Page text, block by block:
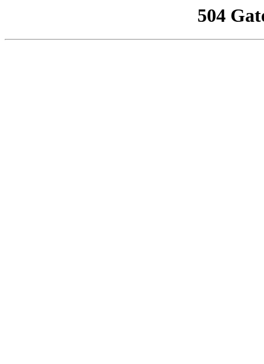
504